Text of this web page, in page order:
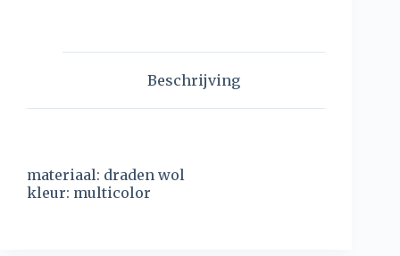
Beschrijving
materiaal: draden wol
kleur: multicolor